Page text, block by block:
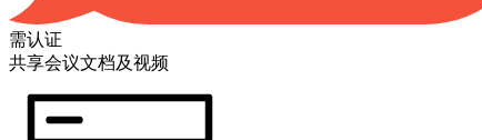
需认证
共享会议文档及视频